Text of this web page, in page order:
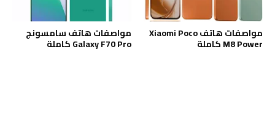
مواصفات هاتف Xiaomi Poco
M8 Power كاملة
مواصفات هاتف سامسونج
Galaxy F70 Pro كاملة